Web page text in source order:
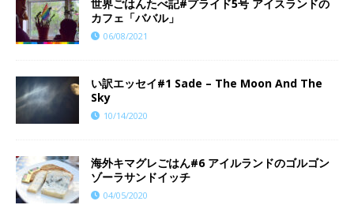
世界ごはんたべ記#プライド5号 アイスランドの
カフェ「ババル」
06/08/2021
い訳エッセイ#1 Sade – The Moon And The
Sky
10/14/2020
海外キマグレごはん#6 アイルランドのゴルゴン
ゾーラサンドイッチ
04/05/2020